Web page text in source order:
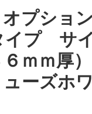
プショ
イプ サ
ｍｍ厚
ーズホワ